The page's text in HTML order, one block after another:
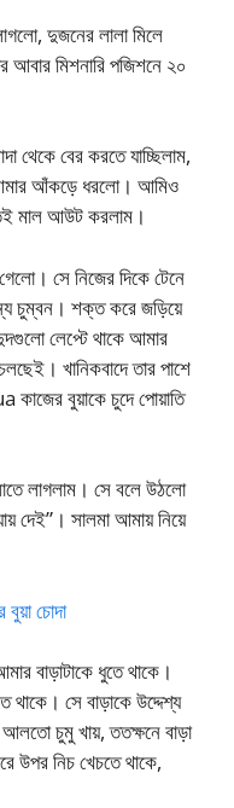
দুজনের লালা মিলে
মিশনারি পজিশনে ২০
থেকে বের করতে যাচ্ছিলাম,
আমার আঁকড়ে ধরলো। আমিও
মাল আউট করলাম।
সে নিজের দিকে টেনে
চুম্বন। শক্ত করে জড়িয়ে
লেপ্টে থাকে আমার
খানিকবাদে তার পাশে
বুয়াকে চুদে পোয়াতি
লাগলাম। সে বলে উঠলো
দেই”। সালমা আমায় নিয়ে
চোদা
বাড়াটাকে ধুতে থাকে।
থাকে। সে বাড়াকে উদ্দেশ্য
আলতো চুমু খায়, ততক্ষনে বাড়া
উপর নিচ খেচতে থাকে,